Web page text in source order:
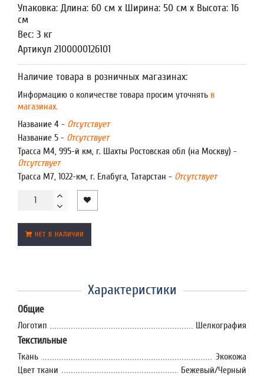
Упаковка: Длина: 60 см x Ширина: 50 см x Высота: 16
см
Вес: 3 кг
Артикул 2100000126101
Наличие товара в розничных магазинах:
Информацию о количестве товара просим уточнять в
магазинах.
Название 4 - Отсутствует
Название 5 - Отсутствует
Трасса М4, 995-й км, г. Шахты Ростовская обл (на Москву) -
Отсутствует
Трасса М7, 1022-км, г. Елабуга, Татарстан - Отсутствует
НЕТ В НАЛИЧИИ
Характеристики
Общие
Логотип Шелкография
Текстильные
Ткань
Экокожа
Цвет ткани
Бежевый/Черный